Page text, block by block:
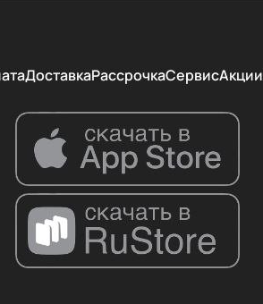
ДоставкаРассрочкаСервисАкции